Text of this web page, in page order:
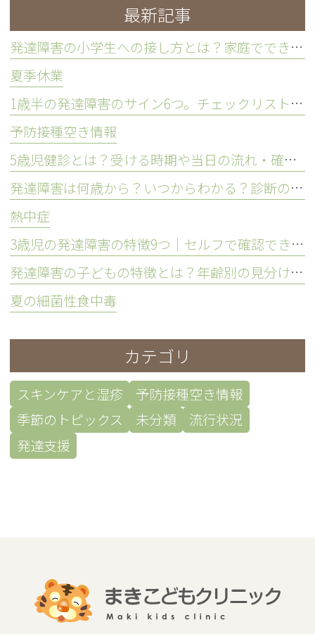
最新記事
発達障害の小学生への接し方とは？家庭でできる工夫を解説
夏季休業
1歳半の発達障害のサイン6つ。チェックリストや相談の目安を解説
予防接種空き情報
5歳児健診とは？受ける時期や当日の流れ・確認される項目を解説
発達障害は何歳から？いつからわかる？診断の時期を解説
熱中症
3歳児の発達障害の特徴9つ｜セルフで確認できるチェックリストも紹介
発達障害の子どもの特徴とは？年齢別の見分け方や接し方を解説
夏の細菌性食中毒
カテゴリ
スキンケアと湿疹
予防接種空き情報
季節のトピックス
未分類
流行状況
発達支援